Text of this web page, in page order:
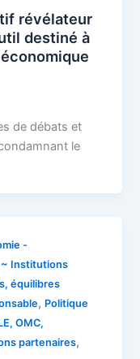
révélateur
destiné à
de débats et
le
-
~ Institutions
équilibres
, Politique
OMC,
partenaires,